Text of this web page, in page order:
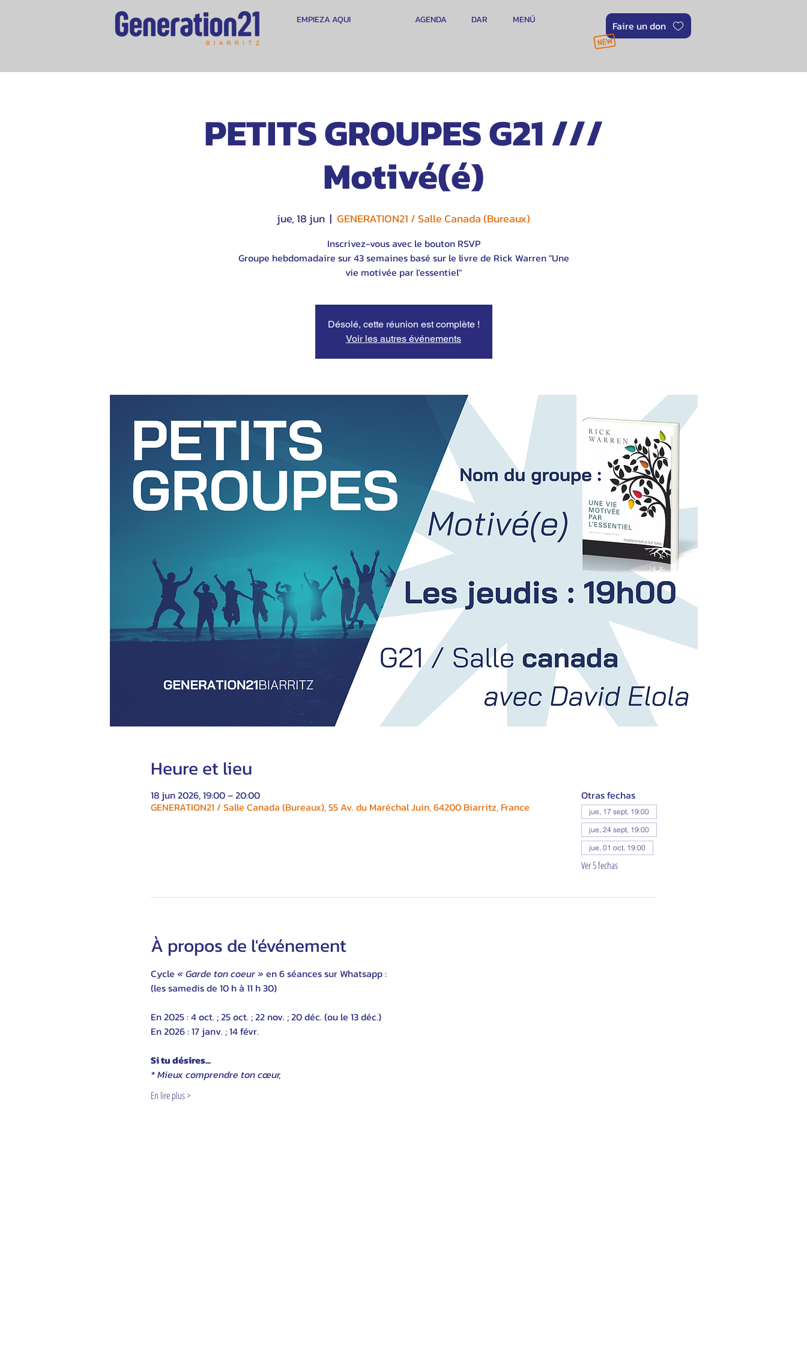
EMPIEZA AQUI DAR MENÚ
AGENDA Faire un don
PETITS GROUPES G21 ///
Motivé(é)
jue, 18 jun
  |
GENERATION21 / Salle Canada (Bureaux)
Inscrivez-vous avec le bouton RSVP
Groupe hebdomadaire sur 43 semaines basé sur le livre de Rick Warren "Une
vie motivée par l'essentiel"
Désolé, cette réunion est complète !
Voir les autres événements
Heure et lieu
18 jun 2026, 19:00 – 20:00
GENERATION21 / Salle Canada (Bureaux), 55 Av. du Maréchal Juin, 64200 Biarritz, France
Otras fechas
jue, 17 sept, 19:00
jue, 24 sept, 19:00
jue, 01 oct, 19:00
Ver 5 fechas
À propos de l'événement
Cycle « Garde ton coeur » en 6 séances sur Whatsapp :
(les samedis de 10 h à 11 h 30)
En 2025 : 4 oct. ; 25 oct. ; 22 nov. ; 20 déc. (ou le 13 déc.)
En 2026 : 17 janv. ; 14 févr.
Si tu désires...
* Mieux comprendre ton cœur,
En lire plus >